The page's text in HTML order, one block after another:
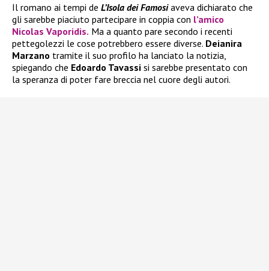
Il romano ai tempi de L’Isola dei Famosiaveva dichiarato che
gli sarebbe piaciuto partecipare in coppia con l’amico
Nicolas Vaporidis. Ma a quanto pare secondo i recenti
pettegolezzi le cose potrebbero essere diverse. Deianira
Marzano tramite il suo profilo ha lanciato la notizia,
spiegando che Edoardo Tavassi si sarebbe presentato con
la speranza di poter fare breccia nel cuore degli autori.